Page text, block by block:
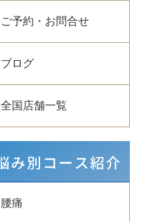
ご予約・お問合せ
ブログ
全国店舗一覧
腰痛